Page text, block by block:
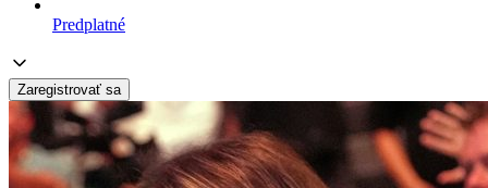
Predplatné
Zaregistrovať sa